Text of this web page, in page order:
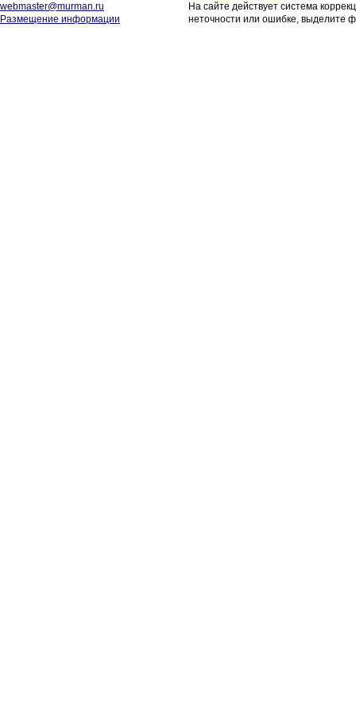
webmaster@murman.ru
Размещение информации
На сайте действует система
неточности или ошибке, выделите